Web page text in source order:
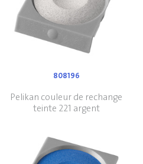
808196
Pelikan couleur de rechange
teinte 221 argent